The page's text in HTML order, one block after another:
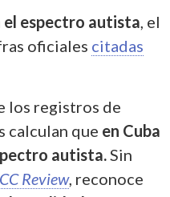
el espectro autista , el
oficiales citadas
los registros de
calculan que en Cuba
autista. Sin
Review, reconoce